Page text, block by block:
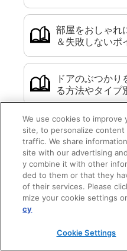
部屋をおしゃれ
＆失敗しないポ
ドアのぶつか
る方法やタイプ
引き戸の滑りが
のしかたは？
その他の「室内ドアコ
We use cookies to
site, to personalize content
traffic. We share
site with our advertising
y combine it with other
ded to them or that they
of their services. Please
mize your cookie settings
cy
Cookie Settings